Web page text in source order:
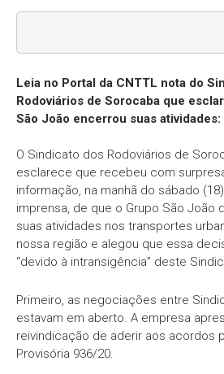
Leia no Portal da CNTTL nota do
Rodoviários de Sorocaba que
São João encerrou suas atividades:
O Sindicato dos Rodoviários de
esclarece que recebeu com
informação, na manhã do sábado
imprensa, de que o Grupo São João
suas atividades nos transportes
nossa região e alegou que essa
“devido à intransigência” deste
Primeiro, as negociações entre
estavam em aberto. A empresa
reivindicação de aderir aos acordos
Provisória 936/20.